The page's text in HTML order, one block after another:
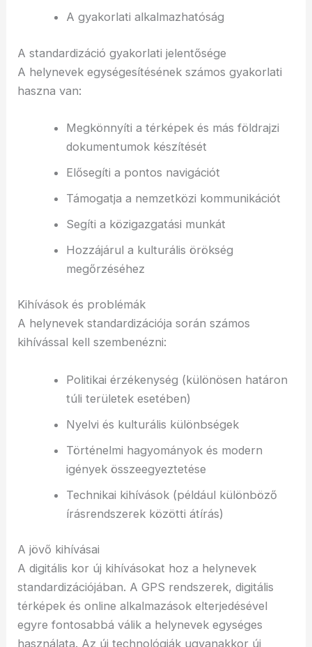
A gyakorlati alkalmazhatóság
A standardizáció gyakorlati jelentősége
A helynevek egységesítésének számos gyakorlati
haszna van:
Megkönnyíti a térképek és más földrajzi
dokumentumok készítését
Elősegíti a pontos navigációt
Támogatja a nemzetközi kommunikációt
Segíti a közigazgatási munkát
Hozzájárul a kulturális örökség
megőrzéséhez
Kihívások és problémák
A helynevek standardizációja során számos
kihívással kell szembenézni:
Politikai érzékenység (különösen határon
túli területek esetében)
Nyelvi és kulturális különbségek
Történelmi hagyományok és modern
igények összeegyeztetése
Technikai kihívások (például különböző
írásrendszerek közötti átírás)
A jövő kihívásai
A digitális kor új kihívásokat hoz a helynevek
standardizációjában. A GPS rendszerek, digitális
térképek és online alkalmazások elterjedésével
egyre fontosabbá válik a helynevek egységes
használata. Az új technológiák ugyanakkor új